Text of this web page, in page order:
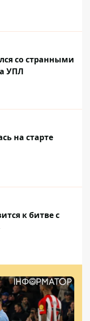
со странными
УПЛ
на старте
к битве с